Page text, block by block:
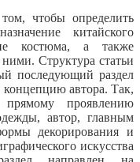
чтобы определить
китайского
костюма, а также
Структура статьи
последующий раздел
концепцию автора. Так,
проявлению
автор, главным
декорирования и
искусства